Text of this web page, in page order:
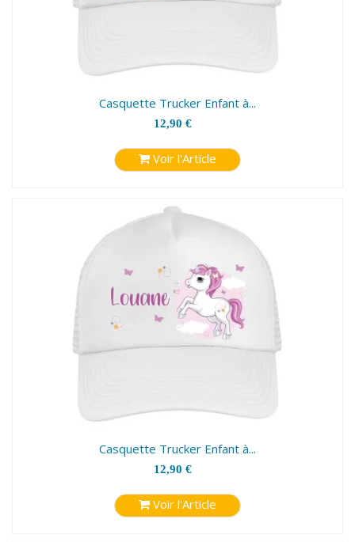
Casquette Trucker Enfant à...
12,90 €
Voir l'Article
Casquette Trucker Enfant à...
12,90 €
Voir l'Article